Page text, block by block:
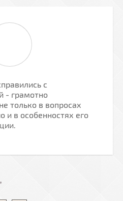
с
- грамотно
только в вопросах
и в особенностях его